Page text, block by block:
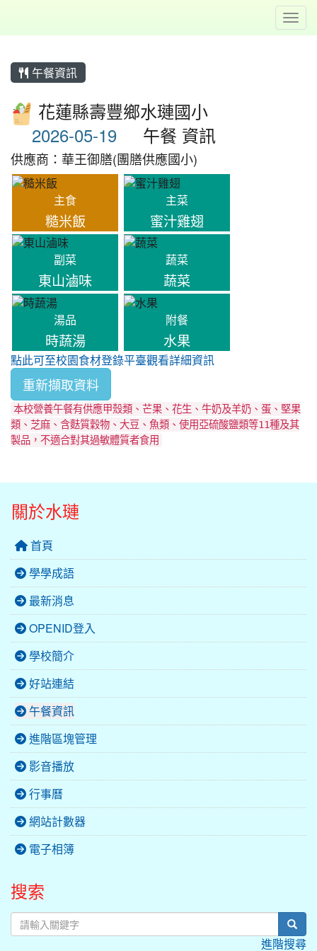
午餐資訊
花蓮縣壽豐鄉水璉國小
午餐 資訊
供應商：華王御膳(團膳供應國小)
主食
糙米飯
主菜
蜜汁雞翅
副菜
東山滷味
蔬菜
蔬菜
湯品
時蔬湯
附餐
水果
點此可至校園食材登錄平臺觀看詳細資訊
重新擷取資料
本校營養午餐有供應甲殼類、芒果、花生、牛奶及羊奶、蛋、堅果
類、芝麻、含麩質穀物、大豆、魚類、使用亞硫酸鹽類等11種及其
製品，不適合對其過敏體質者食用
關於水璉
首頁
學學成語
最新消息
OPENID登入
學校簡介
好站連結
午餐資訊
進階區塊管理
影音播放
行事曆
網站計數器
電子相簿
搜索
進階搜尋